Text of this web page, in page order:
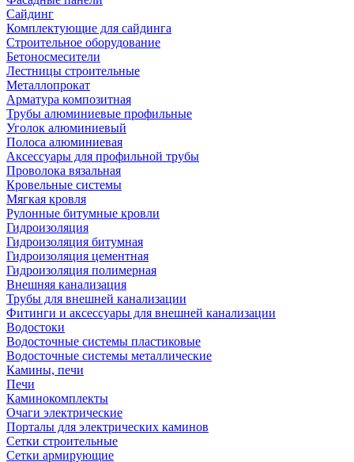
Сайдинг
Комплектующие для сайдинга
Строительное оборудование
Бетоносмесители
Лестницы строительные
Металлопрокат
Арматура композитная
Трубы алюминиевые профильные
Уголок алюминиевый
Полоса алюминиевая
Аксессуары для профильной трубы
Проволока вязальная
Кровельные системы
Мягкая кровля
Рулонные битумные кровли
Гидроизоляция
Гидроизоляция битумная
Гидроизоляция цементная
Гидроизоляция полимерная
Внешняя канализация
Трубы для внешней канализации
Фитинги и аксессуары для внешней канализации
Водостоки
Водосточные системы пластиковые
Водосточные системы металлические
Камины, печи
Печи
Каминокомплекты
Очаги электрические
Порталы для электрических каминов
Сетки строительные
Сетки армирующие